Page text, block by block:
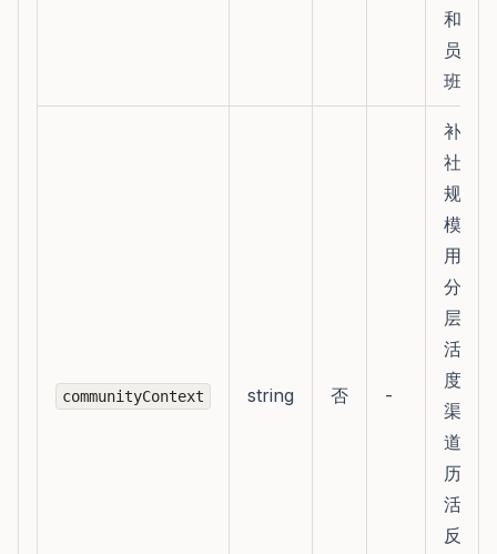
和人
员排
班
communityContext string 否 -
补充
社群
规
模、
用户
分
层、
活跃
度、
渠
道、
历史
活动
反馈